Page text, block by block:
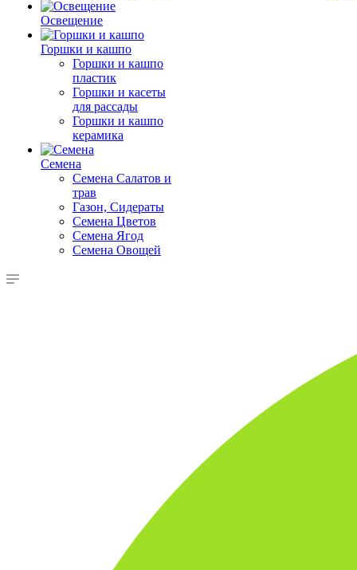
Освещение
Горшки и кашпо
Горшки и кашпо
пластик
Горшки и касеты
для рассады
Горшки и кашпо
керамика
Семена
Семена Салатов и
трав
Газон, Сидераты
Семена Цветов
Семена Ягод
Семена Овощей